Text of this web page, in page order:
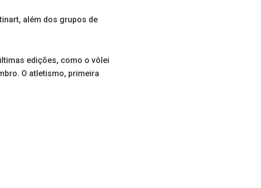
além dos grupos de
edições, como o vôlei
O atletismo, primeira